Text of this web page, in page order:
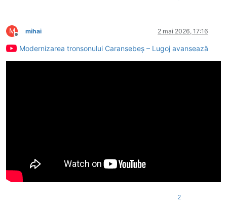
M
Deconectat
mihai 2 mai 2026, 17:16
Modernizarea tronsonului Caransebeș – Lugoj avansează
2